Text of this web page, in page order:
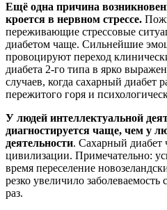
Ещё одна причина
кроется в нервном стрессе.
переживающие стрессовые
диабетом чаще. Сильнейшие
провоцируют переход
диабета 2-го типа в ярко
случаев, когда сахарный диабет
пережитого горя и
У людей интеллектуальной
диагностируется чаще, чем у
деятельности. Сахарный диабет
цивилизации. Примечательно:
время переселение
резко увеличило заболеваемость
раз.